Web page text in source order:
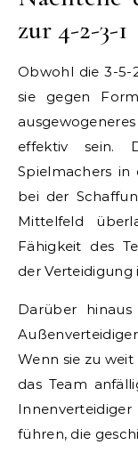
zur 4-2-3-1
Obwohl die 3-5-
sie gegen
effektiv sein.
Spielmachers in
bei der
Mittelfeld
Fähigkeit des
der Verteidigung
Darüber
Wenn sie zu
das Team
führen, die